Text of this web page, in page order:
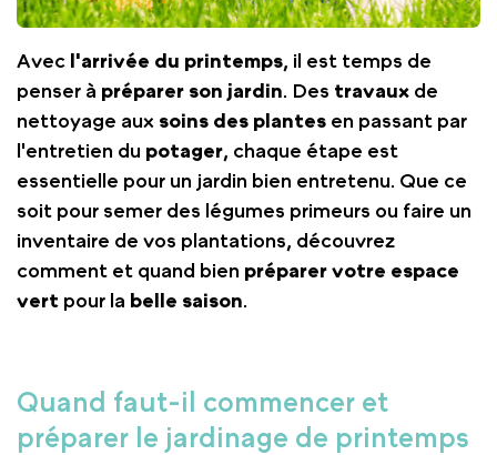
Avec l'arrivée du printemps, il est temps de
penser à préparer son jardin. Des travaux de
nettoyage aux soins des plantes en passant par
l'entretien du potager, chaque étape est
essentielle pour un jardin bien entretenu. Que ce
soit pour semer des légumes primeurs ou faire un
inventaire de vos plantations, découvrez
comment et quand bien préparer votre espace
vert pour la belle saison.
Quand faut-il commencer et
préparer le jardinage de printemps